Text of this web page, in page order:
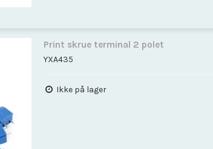
Print skrue terminal 2 polet
YXA435
Ikke på lager